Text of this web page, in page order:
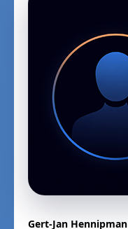
Gert-Jan Hennipman